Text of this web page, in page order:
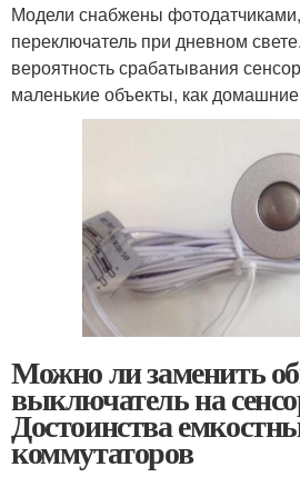
Модели снабжены
переключатель при дневном
вероятность срабатывания
маленькие объекты, как
Можно ли заменить
выключатель на
Достоинства
коммутаторов